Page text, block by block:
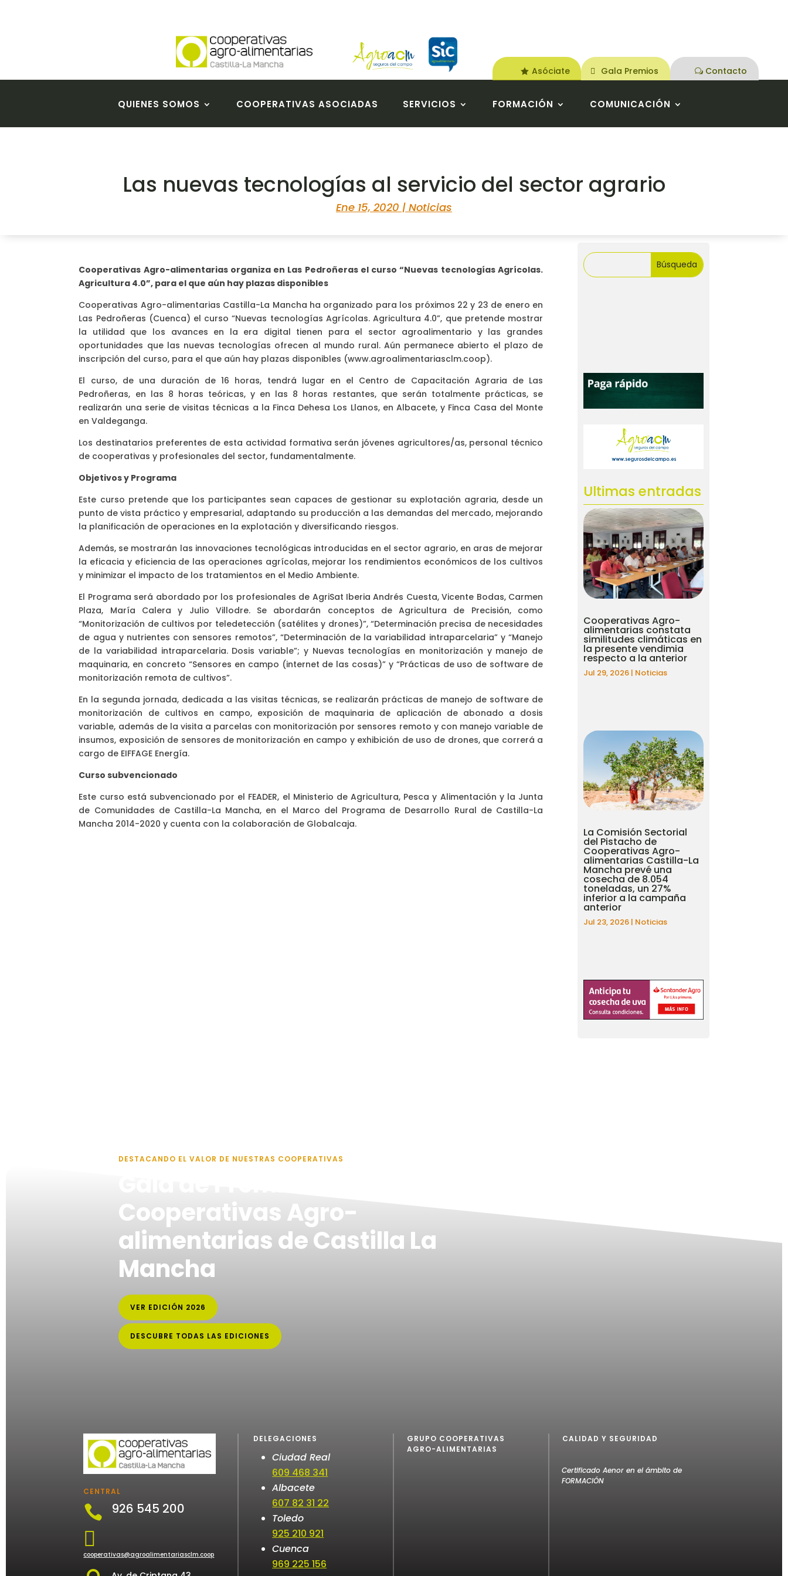
Asóciate Gala Premios Contacto
QUIENES SOMOS COOPERATIVAS ASOCIADAS SERVICIOS FORMACIÓN COMUNICACIÓN
Las nuevas tecnologías al servicio del sector agrario
Ene 15, 2020 | Noticias
Cooperativas Agro-alimentarias organiza en Las Pedroñeras el curso “Nuevas tecnologías Agrícolas.
Agricultura 4.0”, para el que aún hay plazas disponibles
Cooperativas Agro-alimentarias Castilla-La Mancha ha organizado para los próximos 22 y 23 de enero en
Las Pedroñeras (Cuenca) el curso “Nuevas tecnologías Agrícolas. Agricultura 4.0”, que pretende mostrar
la utilidad que los avances en la era digital tienen para el sector agroalimentario y las grandes
oportunidades que las nuevas tecnologías ofrecen al mundo rural. Aún permanece abierto el plazo de
inscripción del curso, para el que aún hay plazas disponibles (www.agroalimentariasclm.coop).
El curso, de una duración de 16 horas, tendrá lugar en el Centro de Capacitación Agraria de Las
Pedroñeras, en las 8 horas teóricas, y en las 8 horas restantes, que serán totalmente prácticas, se
realizarán una serie de visitas técnicas a la Finca Dehesa Los Llanos, en Albacete, y Finca Casa del Monte
en Valdeganga.
Los destinatarios preferentes de esta actividad formativa serán jóvenes agricultores/as, personal técnico
de cooperativas y profesionales del sector, fundamentalmente.
Objetivos y Programa
Este curso pretende que los participantes sean capaces de gestionar su explotación agraria, desde un
punto de vista práctico y empresarial, adaptando su producción a las demandas del mercado, mejorando
la planificación de operaciones en la explotación y diversificando riesgos.
Además, se mostrarán las innovaciones tecnológicas introducidas en el sector agrario, en aras de mejorar
la eficacia y eficiencia de las operaciones agrícolas, mejorar los rendimientos económicos de los cultivos
y minimizar el impacto de los tratamientos en el Medio Ambiente.
El Programa será abordado por los profesionales de AgriSat Iberia Andrés Cuesta, Vicente Bodas, Carmen
Plaza, María Calera y Julio Villodre. Se abordarán conceptos de Agricultura de Precisión, como
“Monitorización de cultivos por teledetección (satélites y drones)”, “Determinación precisa de necesidades
de agua y nutrientes con sensores remotos”, “Determinación de la variabilidad intraparcelaria” y “Manejo
de la variabilidad intraparcelaria. Dosis variable”; y Nuevas tecnologías en monitorización y manejo de
maquinaria, en concreto “Sensores en campo (internet de las cosas)” y “Prácticas de uso de software de
monitorización remota de cultivos”.
En la segunda jornada, dedicada a las visitas técnicas, se realizarán prácticas de manejo de software de
monitorización de cultivos en campo, exposición de maquinaria de aplicación de abonado a dosis
variable, además de la visita a parcelas con monitorización por sensores remoto y con manejo variable de
insumos, exposición de sensores de monitorización en campo y exhibición de uso de drones, que correrá a
cargo de EIFFAGE Energía.
Curso subvencionado
Este curso está subvencionado por el FEADER, el Ministerio de Agricultura, Pesca y Alimentación y la Junta
de Comunidades de Castilla-La Mancha, en el Marco del Programa de Desarrollo Rural de Castilla-La
Mancha 2014-2020 y cuenta con la colaboración de Globalcaja.
Ultimas entradas
Cooperativas Agro-
alimentarias constata
similitudes climáticas en
la presente vendimia
respecto a la anterior
Jul 29, 2026 | Noticias
La Comisión Sectorial
del Pistacho de
Cooperativas Agro-
alimentarias Castilla-La
Mancha prevé una
cosecha de 8.054
toneladas, un 27%
inferior a la campaña
anterior
Jul 23, 2026 | Noticias
DESTACANDO EL VALOR DE NUESTRAS COOPERATIVAS
Cooperativas Agro-
alimentarias de Castilla La
Mancha
VER EDICIÓN 2026
DESCUBRE TODAS LAS EDICIONES
CENTRAL
 926 545 200

cooperativas@agroalimentariasclm.coop
DELEGACIONES
Ciudad Real
609 468 341
Albacete
607 82 31 22
Toledo
925 210 921
Cuenca
969 225 156
GRUPO COOPERATIVAS
AGRO-ALIMENTARIAS
CALIDAD Y SEGURIDAD
Certificado Aenor en el ámbito de
FORMACIÓN